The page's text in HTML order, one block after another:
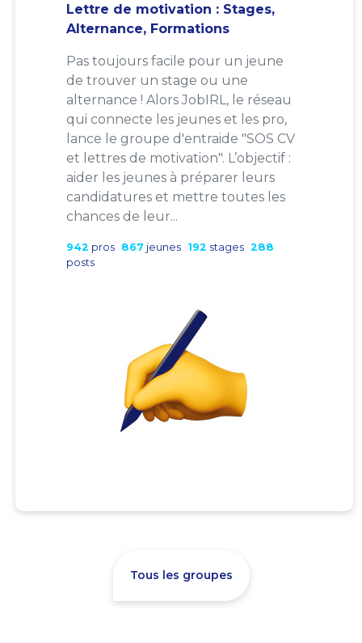
Lettre de motivation : Stages,
Alternance, Formations
Pas toujours facile pour un jeune
de trouver un stage ou une
alternance ! Alors JobIRL, le réseau
qui connecte les jeunes et les pro,
lance le groupe d'entraide "SOS CV
et lettres de motivation". L’objectif :
aider les jeunes à préparer leurs
candidatures et mettre toutes les
chances de leur...
942 pros 867 jeunes 192 stages 288
posts
Tous les groupes